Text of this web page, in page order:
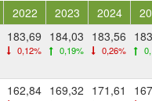
2022 2023 2024
183,69
0,12%
184,03
0,19%
183,56
0,26%
162,84 169,32 171,61